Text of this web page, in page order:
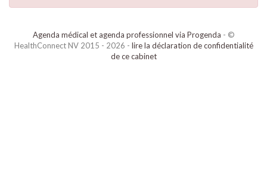
Agenda médical et agenda professionnel via Progenda - ©
HealthConnect NV 2015 - 2026 - lire la déclaration de confidentialité
de ce cabinet